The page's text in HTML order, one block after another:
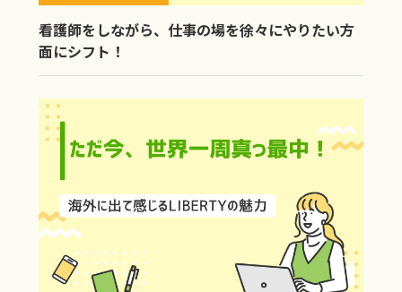
看護師をしながら、仕事の場を徐々にやりたい方
面にシフト！